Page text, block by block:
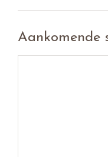
Aankomende